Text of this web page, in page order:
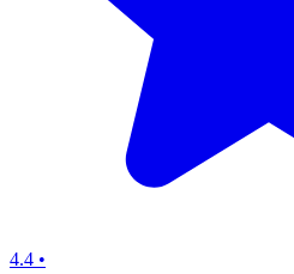
4.4 •